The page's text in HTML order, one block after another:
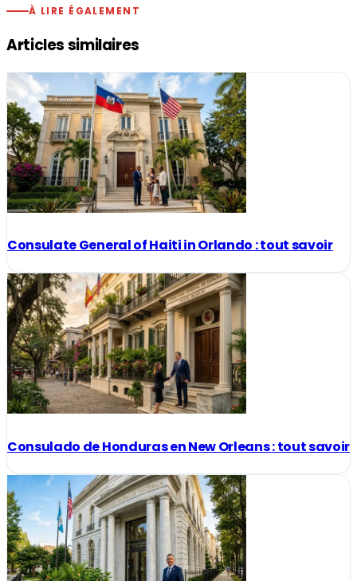
À LIRE ÉGALEMENT
Articles similaires
Consulate General of Haiti in Orlando : tout savoir
Consulado de Honduras en New Orleans : tout savoir